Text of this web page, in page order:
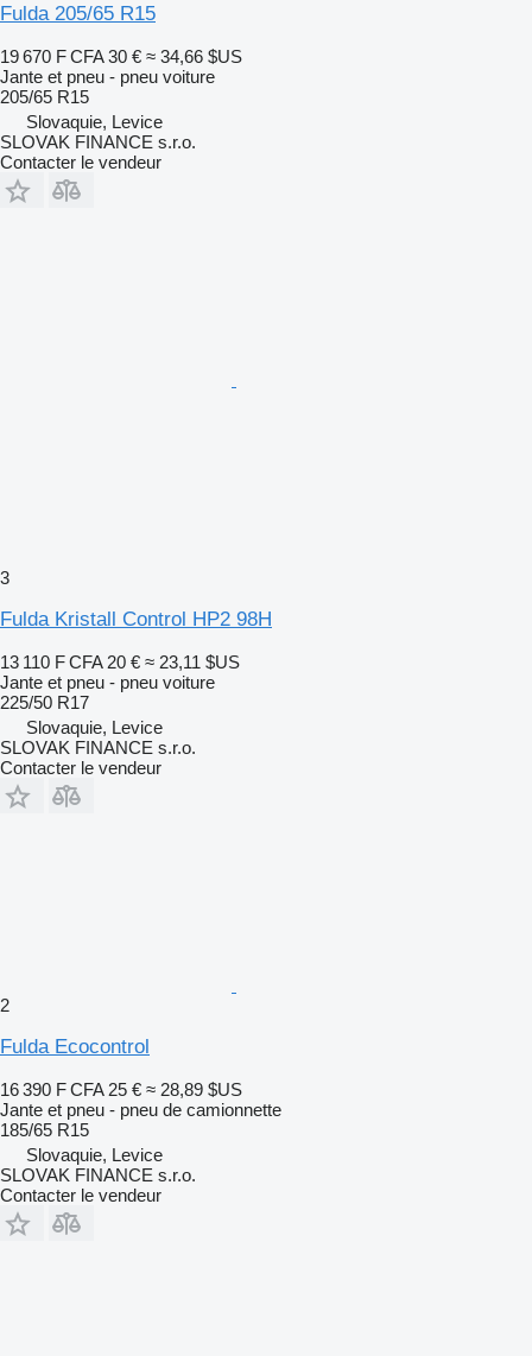
Fulda 205/65 R15
19 670 F CFA 30 € ≈ 34,66 $US
Jante et pneu - pneu voiture
205/65 R15
Slovaquie, Levice
SLOVAK FINANCE s.r.o.
Contacter le vendeur
3
Fulda Kristall Control HP2 98H
13 110 F CFA 20 € ≈ 23,11 $US
Jante et pneu - pneu voiture
225/50 R17
Slovaquie, Levice
SLOVAK FINANCE s.r.o.
Contacter le vendeur
2
Fulda Ecocontrol
16 390 F CFA 25 € ≈ 28,89 $US
Jante et pneu - pneu de camionnette
185/65 R15
Slovaquie, Levice
SLOVAK FINANCE s.r.o.
Contacter le vendeur